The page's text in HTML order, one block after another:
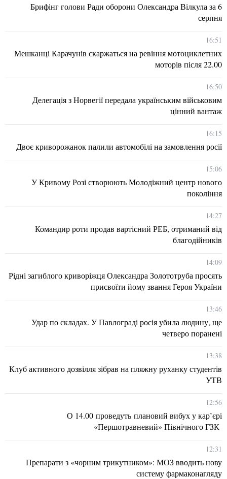
Брифінг голови Ради оборони Олександра Вілкула за 6
серпня
16:51
Мешканці Карачунів скаржаться на ревіння мотоциклетних
моторів після 22.00
16:50
Делегація з Норвегії передала українським військовим
цінний вантаж
16:15
Двоє криворожанок палили автомобілі на замовлення росії
15:06
У Кривому Розі створюють Молодіжний центр нового
покоління
14:27
Командир роти продав вартісний РЕБ, отриманий від
благодійників
14:09
Рідні загиблого криворіжця Олександра Золототруба просять
присвоїти йому звання Героя України
13:46
Удар по складах. У Павлограді росія убила людину, ще
четверо поранені
13:38
Клуб активного дозвілля зібрав на пляжну руханку студентів
УТВ
12:56
О 14.00 проведуть плановий вибух у кар’єрі
«Першотравневий» Північного ГЗК
12:31
Препарати з «чорним трикутником»: МОЗ вводить нову
систему фармаконагляду